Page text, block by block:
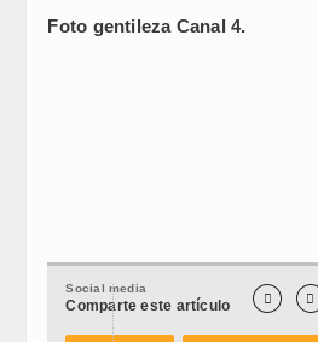
Foto gentileza Canal 4.
Social media
Comparte este artículo  